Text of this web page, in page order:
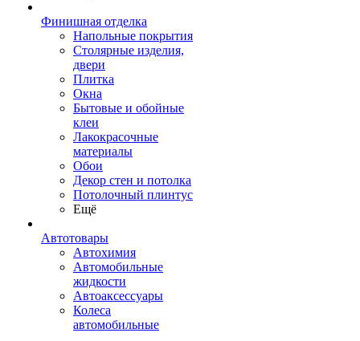
Финишная отделка
Напольные покрытия
Столярные изделия,
двери
Плитка
Окна
Бытовые и обойные
клеи
Лакокрасочные
материалы
Обои
Декор стен и потолка
Потолочный плинтус
Ещё
Автотовары
Автохимия
Автомобильные
жидкости
Автоаксессуары
Колеса
автомобильные